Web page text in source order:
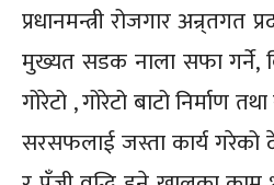
प्रधानमन्त्री रोजगार अन्र्तगत
मुख्यत सडक नाला सफा गर्ने,
गोरेटो , गोरेटो बाटो निर्माण
सरसफलाई जस्ता कार्य गरेको